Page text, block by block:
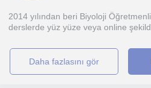
2014 yılından beri Biyoloji
derslerde yüz yüze veya online
daha fazlasını gör